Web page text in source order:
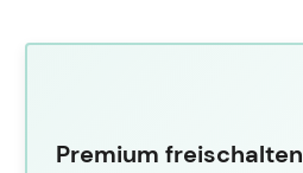
Premium freischalten